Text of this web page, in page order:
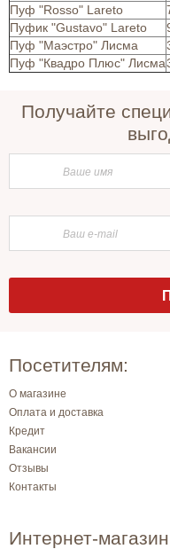
Пуф "Rosso" Lareto
Пуфик "Gustavo" Lareto
Пуф "Маэстро" Лисма
Пуф "Квадро Плюс" Лисма
Получайте
Посетителям:
О магазине
Оплата и доставка
Кредит
Вакансии
Отзывы
Контакты
Интернет-